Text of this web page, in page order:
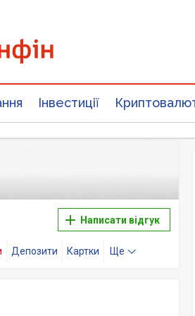
Інвестиції
Написати відгук
Депозити Картки Ще